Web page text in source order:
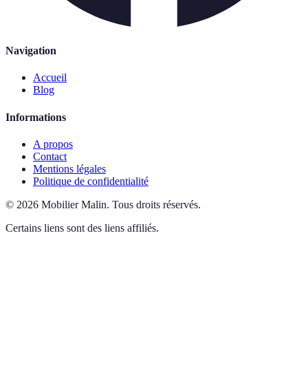
Navigation
Accueil
Blog
Informations
A propos
Contact
Mentions légales
Politique de confidentialité
© 2026 Mobilier Malin. Tous droits réservés.
Certains liens sont des liens affiliés.